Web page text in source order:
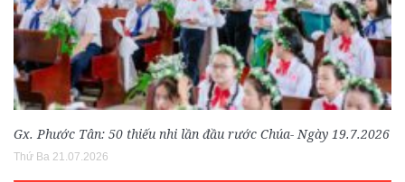
Gx. Phước Tân: 50 thiếu nhi lần đầu rước Chúa- Ngày 19.7.2026
Thứ Ba 21.07.2026